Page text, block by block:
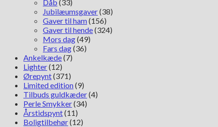
Dåb (33)
Jubilæumsgaver(38)
Gaver til ham(156)
Gaver til hende(324)
Mors dag(49)
Fars dag(36)
Ankelkæde(7)
Lighter(12)
Ørepynt(371)
Limited edition(9)
Tilbuds guldkæder(4)
Perle Smykker(34)
Årstidspynt(11)
Boligtilbehør(12)